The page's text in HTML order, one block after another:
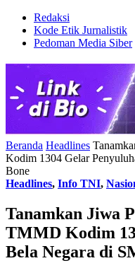
Redaksi
Kode Etik Jurnalistik
Pedoman Media Siber
Beranda Headlines
Kodim 1304 Gelar
Bone
Headlines, Info TNI,
Tanamkan Jiwa
TMMD Kodim
Bela Negara di